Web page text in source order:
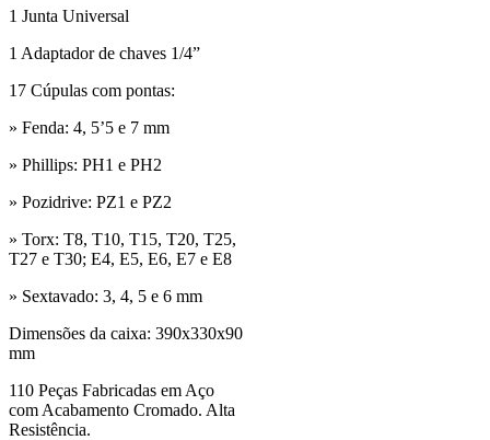
1 Junta Universal
1 Adaptador de chaves 1/4”
17 Cúpulas com pontas:
» Fenda: 4, 5’5 e 7 mm
» Phillips: PH1 e PH2
» Pozidrive: PZ1 e PZ2
» Torx: T8, T10, T15, T20, T25,
T27 e T30; E4, E5, E6, E7 e E8
» Sextavado: 3, 4, 5 e 6 mm
Dimensões da caixa: 390x330x90
mm
110 Peças Fabricadas em Aço
com Acabamento Cromado. Alta
Resistência.